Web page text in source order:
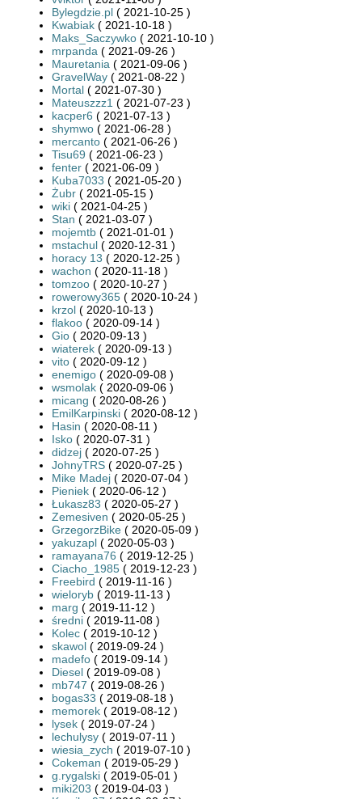
Bylegdzie.pl ( 2021-10-25 )
Kwabiak ( 2021-10-18 )
Maks_Saczywko ( 2021-10-10 )
mrpanda ( 2021-09-26 )
Mauretania ( 2021-09-06 )
GravelWay ( 2021-08-22 )
Mortal ( 2021-07-30 )
Mateuszzz1 ( 2021-07-23 )
kacper6 ( 2021-07-13 )
shymwo ( 2021-06-28 )
mercanto ( 2021-06-26 )
Tisu69 ( 2021-06-23 )
fenter ( 2021-06-09 )
Kuba7033 ( 2021-05-20 )
Żubr ( 2021-05-15 )
wiki ( 2021-04-25 )
Stan ( 2021-03-07 )
mojemtb ( 2021-01-01 )
mstachul ( 2020-12-31 )
horacy 13 ( 2020-12-25 )
wachon ( 2020-11-18 )
tomzoo ( 2020-10-27 )
rowerowy365 ( 2020-10-24 )
krzol ( 2020-10-13 )
flakoo ( 2020-09-14 )
Gio ( 2020-09-13 )
wiaterek ( 2020-09-13 )
vito ( 2020-09-12 )
enemigo ( 2020-09-08 )
wsmolak ( 2020-09-06 )
micang ( 2020-08-26 )
EmilKarpinski ( 2020-08-12 )
Hasin ( 2020-08-11 )
Isko ( 2020-07-31 )
didzej ( 2020-07-25 )
JohnyTRS ( 2020-07-25 )
Mike Madej ( 2020-07-04 )
Pieniek ( 2020-06-12 )
Łukasz83 ( 2020-05-27 )
Zemesiven ( 2020-05-25 )
GrzegorzBike ( 2020-05-09 )
yakuzapl ( 2020-05-03 )
ramayana76 ( 2019-12-25 )
Ciacho_1985 ( 2019-12-23 )
Freebird ( 2019-11-16 )
wieloryb ( 2019-11-13 )
marg ( 2019-11-12 )
średni ( 2019-11-08 )
Kolec ( 2019-10-12 )
skawol ( 2019-09-24 )
madefo ( 2019-09-14 )
Diesel ( 2019-09-08 )
mb747 ( 2019-08-26 )
bogas33 ( 2019-08-18 )
memorek ( 2019-08-12 )
lysek ( 2019-07-24 )
lechulysy ( 2019-07-11 )
wiesia_zych ( 2019-07-10 )
Cokeman ( 2019-05-29 )
g.rygalski ( 2019-05-01 )
miki203 ( 2019-04-03 )